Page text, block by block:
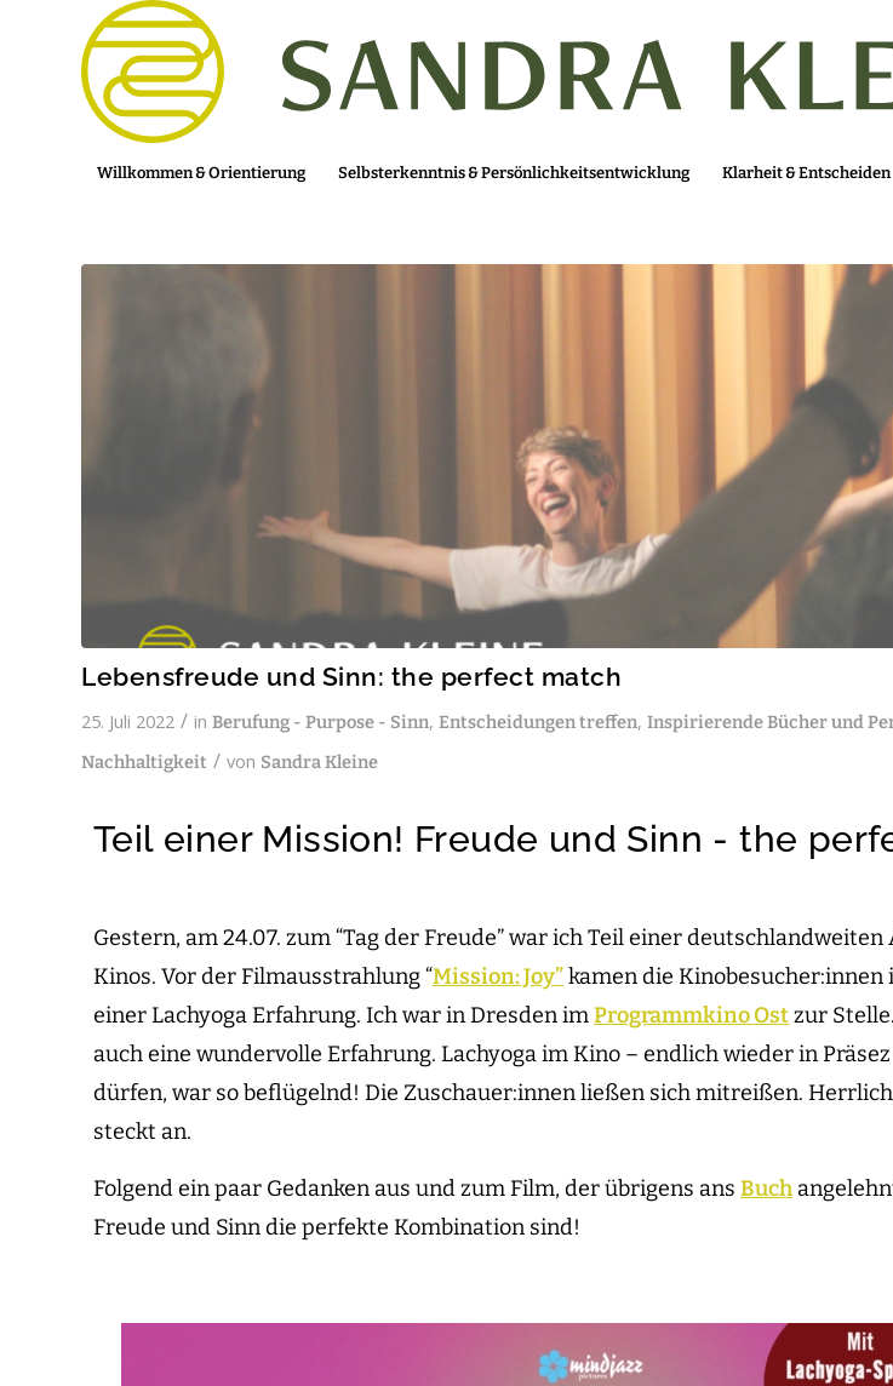
Willkommen & Orientierung Selbsterkenntnis & Persönlichkeitsentwicklung Klarheit & Entscheiden
Lebensfreude und Sinn: the perfect match
25. Juli 2022 / in Berufung - Purpose - Sinn, Entscheidungen treffen, Inspirierende Bücher und
Nachhaltigkeit / von Sandra Kleine
Teil einer Mission! Freude und Sinn - the
Gestern, am 24.07. zum “Tag der Freude” war ich Teil einer
Kinos. Vor der Filmausstrahlung “Mission: Joy”kamen die Kinobesucher:innen
einer Lachyoga Erfahrung. Ich war in Dresden imProgrammkino Ostzur
auch eine wundervolle Erfahrung. Lachyoga im Kino – endlich wieder in
dürfen, war so beflügelnd! Die Zuschauer:innen ließen sich mitreißen.
steckt an.
Folgend ein paar Gedanken aus und zum Film, der übrigens ans Buch
Freude und Sinn die perfekte Kombination sind!